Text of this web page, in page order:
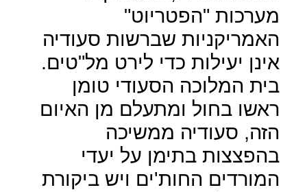
מערכות "הפטריוט"
האמריקניות שברשות סעודיה
אינן יעילות כדי לירט מל"טים.
בית המלוכה הסעודי טומן
ראשו בחול ומתעלם מן האיום
הזה, סעודיה ממשיכה
בהפצצות בתימן על יעדי
המורדים החות'ים ויש ביקורת